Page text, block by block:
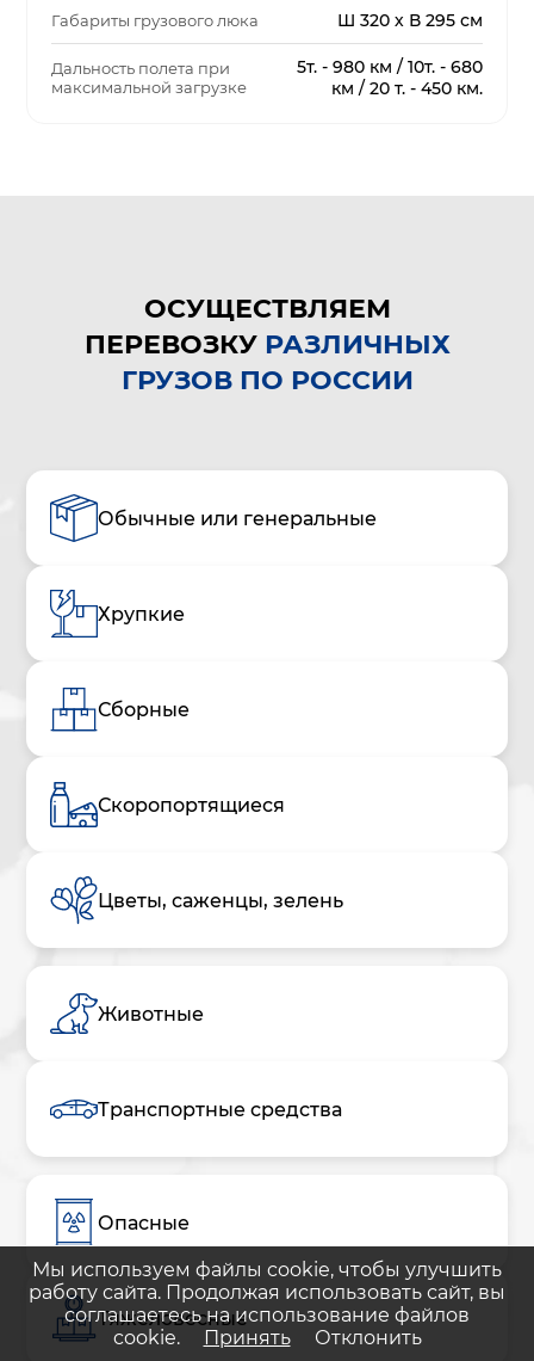
Габариты грузового люка Ш 320 х В 295 см
Дальность полета при
максимальной загрузке
5т. - 980 км / 10т. - 680
км / 20 т. - 450 км.
ОСУЩЕСТВЛЯЕМ
ПЕРЕВОЗКУРАЗЛИЧНЫХ
ГРУЗОВ ПО РОССИИ
Обычные или генеральные
Хрупкие
Сборные
Скоропортящиеся
Цветы, саженцы, зелень
Животные
Транспортные средства
Опасные
Тяжеловесные
Мы используем файлы cookie, чтобы улучшить
работу сайта. Продолжая использовать сайт, вы
соглашаетесь на использование файлов
cookie.
Принять Отклонить